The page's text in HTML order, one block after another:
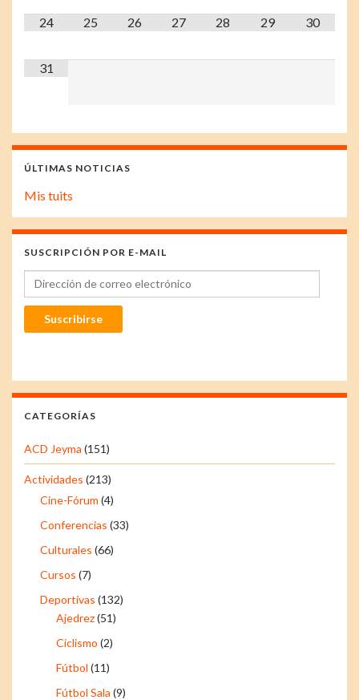
24 25 26 27 28 29 30
31
ÚLTIMAS NOTICIAS
Mis tuits
SUSCRIPCIÓN POR E-MAIL
Dirección de correo electrónico
Suscribirse
CATEGORÍAS
ACD Jeyma (151)
Actividades (213)
Cine-Fórum (4)
Conferencias (33)
Culturales (66)
Cursos (7)
Deportivas (132)
Ajedrez(51)
Ciclismo (2)
Fútbol (11)
Fútbol Sala (9)